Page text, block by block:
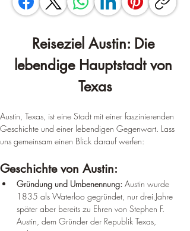
Reiseziel Austin: Die
lebendige Hauptstadt von
Texas
Austin, Texas, ist eine Stadt mit einer faszinierenden
Geschichte und einer lebendigen Gegenwart. Lass
uns gemeinsam einen Blick darauf werfen:
Geschichte von Austin:
Gründung und Umbenennung: Austin wurde
1835 als Waterloo gegründet, nur drei Jahre
später aber bereits zu Ehren von Stephen F.
Austin, dem Gründer der Republik Texas,